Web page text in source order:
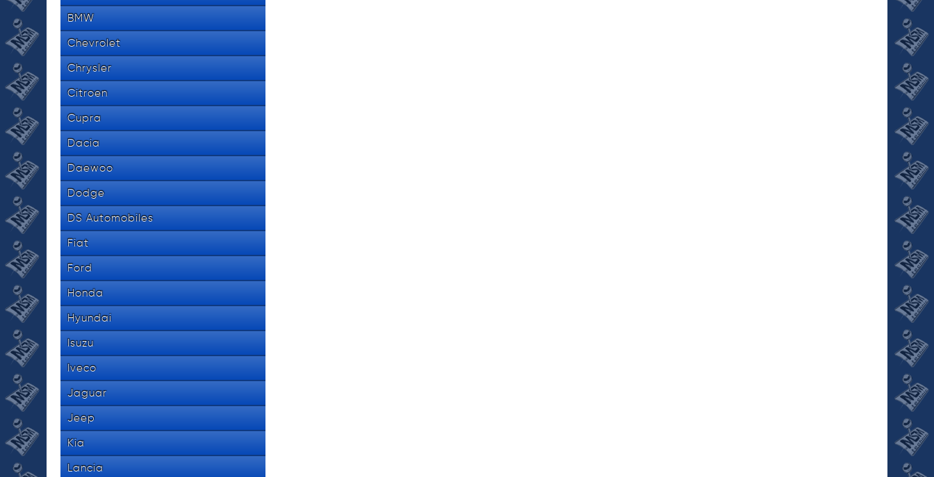
BMW
Chevrolet
Chrysler
Citroen
Cupra
Dacia
Daewoo
Dodge
DS Automobiles
Fiat
Ford
Honda
Hyundai
Isuzu
Iveco
Jaguar
Jeep
Kia
Lancia